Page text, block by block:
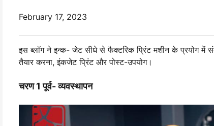
February 17, 2023
इस ब्लॉग ने इन्क- जेट सीधे से फैक्टरिक प्रिंट मशीन के प्रयोग में
तैयार करना, इंकजेट प्रिंट और पोस्ट-उपयोग।
चरण 1 पूर्व- व्यवस्थापन